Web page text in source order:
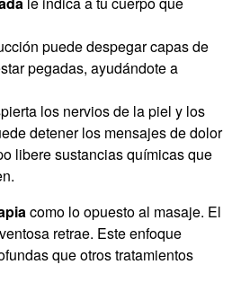
puede despegar capas de
pegadas, ayudándote a
los nervios de la piel y los
detener los mensajes de dolor
libere sustancias químicas que
como lo opuesto al masaje. El
retrae. Este enfoque
que otros tratamientos